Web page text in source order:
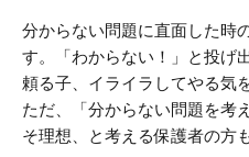
分からない問題に直面した時
す。「わからない！」と投げ
頼る子、イライラしてやる気
ただ、「分からない問題を考
そ理想、と考える保護者の方